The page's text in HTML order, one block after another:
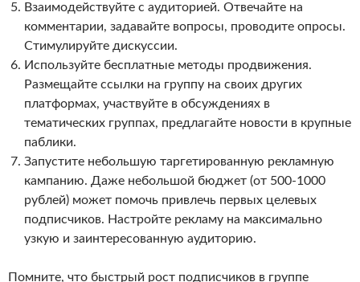
Взаимодействуйте с аудиторией. Отвечайте на
комментарии, задавайте вопросы, проводите опросы.
Стимулируйте дискуссии.
Используйте бесплатные методы продвижения.
Размещайте ссылки на группу на своих других
платформах, участвуйте в обсуждениях в
тематических группах, предлагайте новости в крупные
паблики.
Запустите небольшую таргетированную рекламную
кампанию. Даже небольшой бюджет (от 500-1000
рублей) может помочь привлечь первых целевых
подписчиков. Настройте рекламу на максимально
узкую и заинтересованную аудиторию.
Помните, что быстрый рост подписчиков в группе